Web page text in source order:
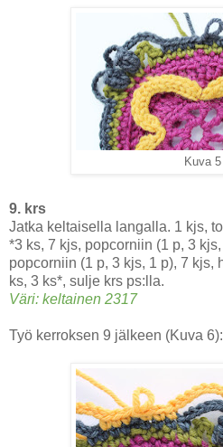
Kuva 5
9. krs
Jatka keltaisella langalla. 1 kjs,
*3 ks, 7 kjs, popcorniin (1 p, 3
popcorniin (1 p, 3 kjs, 1 p), 7 kjs,
ks, 3 ks*, sulje krs ps:lla.
Väri: keltainen 2317
Työ kerroksen 9 jälkeen (Kuva 6):